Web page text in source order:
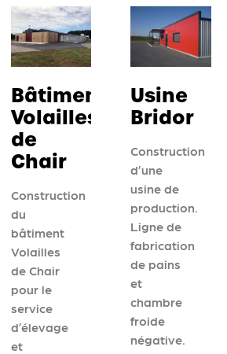
Bâtiment
Volailles
de
Chair
Construction
du
bâtiment
Volailles
de Chair
pour le
service
d’élevage
et
Usine
Bridor
Construction
d’une
usine de
production.
Ligne de
fabrication
de pains
et
chambre
froide
négative.